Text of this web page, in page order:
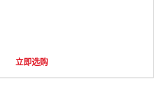
立即选购